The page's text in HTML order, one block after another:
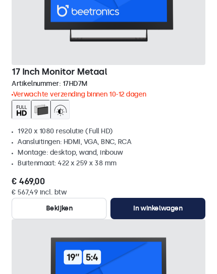
17 Inch Monitor Metaal
Artikelnummer: 17HD7M
Verwachte verzending binnen 10-12 dagen
1920 x 1080 resolutie (Full HD)
Aansluitingen: HDMI, VGA, BNC, RCA
Montage: desktop, wand, inbouw
Buitenmaat: 422 x 259 x 38 mm
€ 469,00
€ 567,49 incl. btw
Bekijken
In winkelwagen